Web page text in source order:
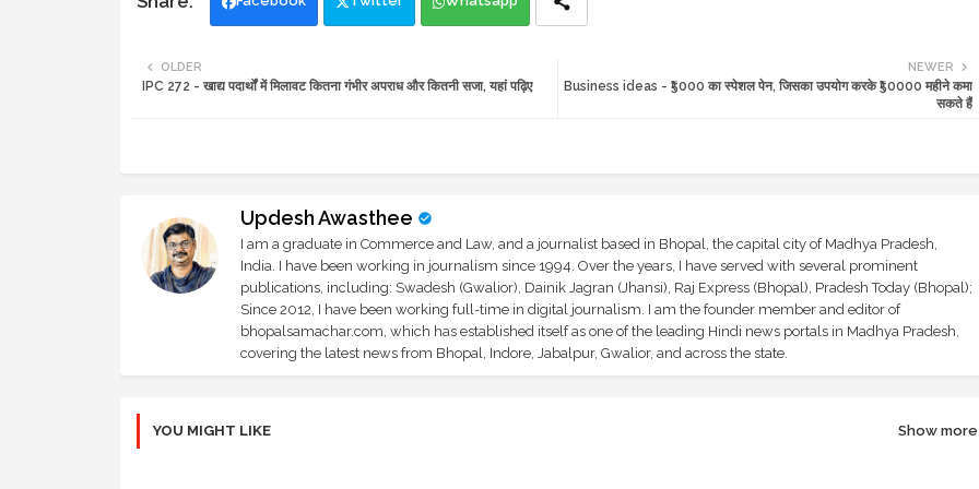
NEWER
Business ideas - ₹5000 का स्पेशल पेन, जिसका उपयोग करके ₹50000 महीने कमा
सकते हैं
OLDER
IPC 272 - खाद्य पदार्थों में मिलावट कितना गंभीर अपराध और कितनी सजा, यहां पढ़िए
Updesh Awasthee
I am a graduate in Commerce and Law, and a journalist based in Bhopal, the capital city of Madhya Pradesh,
India. I have been working in journalism since 1994. Over the years, I have served with several prominent
publications, including: Swadesh (Gwalior), Dainik Jagran (Jhansi), Raj Express (Bhopal), Pradesh Today (Bhopal);
Since 2012, I have been working full-time in digital journalism. I am the founder member and editor of
bhopalsamachar.com, which has established itself as one of the leading Hindi news portals in Madhya Pradesh,
covering the latest news from Bhopal, Indore, Jabalpur, Gwalior, and across the state.
YOU MIGHT LIKE Show more